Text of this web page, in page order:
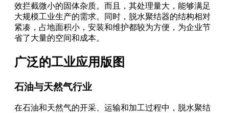
效拦截微小的固体杂质。而且，其处理量大，能够满足
大规模工业生产的需求。同时，脱水聚结器的结构相对
紧凑，占地面积小，安装和维护都较为方便，为企业节
省了大量的空间和成本。
广泛的工业应用版图
石油与天然气行业
在石油和天然气的开采、运输和加工过程中，脱水聚结